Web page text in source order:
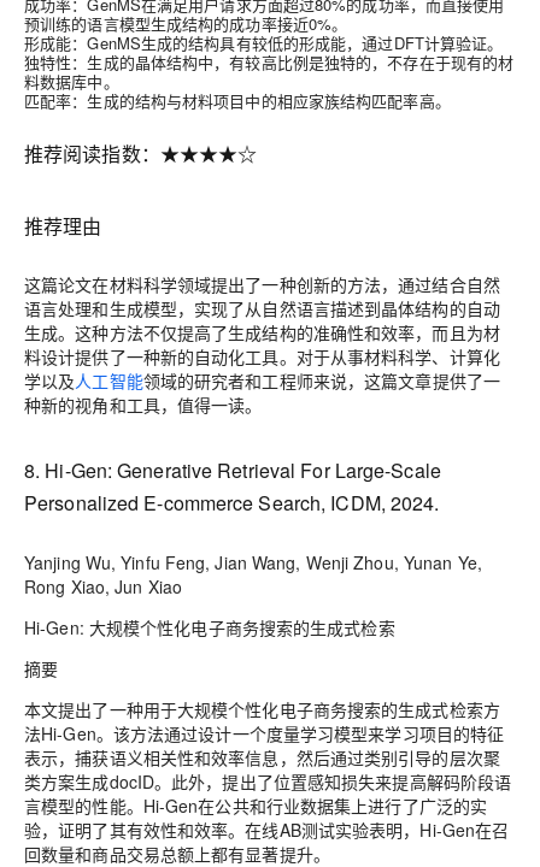
预训练的语言模型生成结构的成功率接近0%。
形成能：GenMS生成的结构具有较低的形成能，通过DFT计算验证。
独特性：生成的晶体结构中，有较高比例是独特的，不存在于现有的材
料数据库中。
匹配率：生成的结构与材料项目中的相应家族结构匹配率高。
推荐阅读指数：★★★★☆
推荐理由
这篇论文在材料科学领域提出了一种创新的方法，通过结合自然
语言处理和生成模型，实现了从自然语言描述到晶体结构的自动
生成。这种方法不仅提高了生成结构的准确性和效率，而且为材
料设计提供了一种新的自动化工具。对于从事材料科学、计算化
学以及人工智能领域的研究者和工程师来说，这篇文章提供了一
种新的视角和工具，值得一读。
8. Hi-Gen: Generative Retrieval For Large-Scale
Personalized E-commerce Search, ICDM, 2024.
Yanjing Wu, Yinfu Feng, Jian Wang, Wenji Zhou, Yunan Ye,
Rong Xiao, Jun Xiao
Hi-Gen: 大规模个性化电子商务搜索的生成式检索
摘要
本文提出了一种用于大规模个性化电子商务搜索的生成式检索方
法Hi-Gen。该方法通过设计一个度量学习模型来学习项目的特征
表示，捕获语义相关性和效率信息，然后通过类别引导的层次聚
类方案生成docID。此外，提出了位置感知损失来提高解码阶段语
言模型的性能。Hi-Gen在公共和行业数据集上进行了广泛的实
验，证明了其有效性和效率。在线AB测试实验表明，Hi-Gen在召
回数量和商品交易总额上都有显著提升。